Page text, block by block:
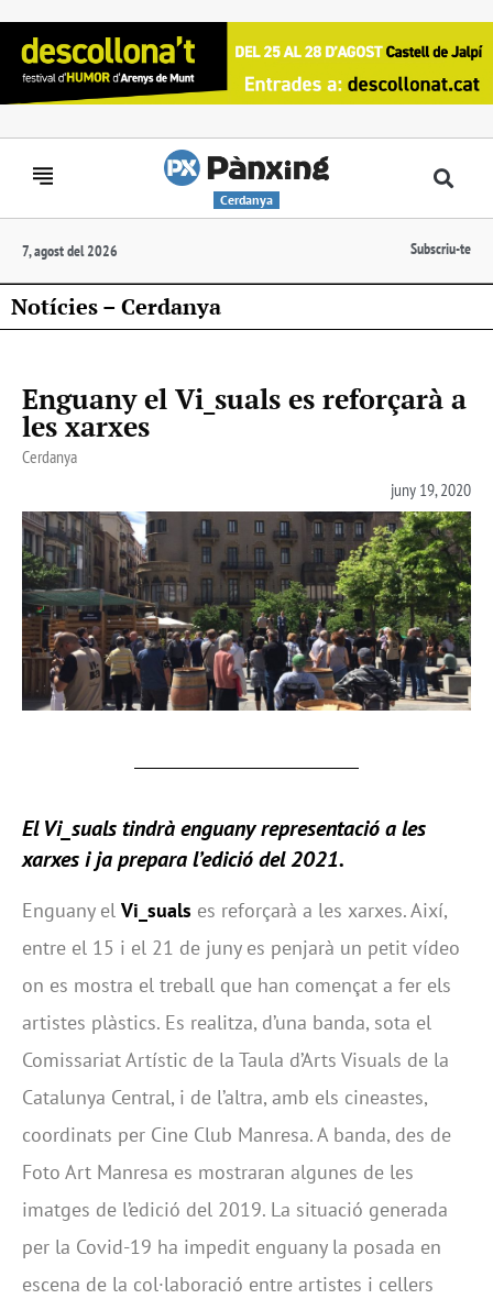
Cerdanya
7, agost del 2026 Subscriu-te
Notícies – Cerdanya
Enguany el Vi_suals es reforçarà a
les xarxes
Cerdanya
juny 19, 2020
El Vi_suals tindrà enguany representació a les
xarxes i ja prepara l’edició del 2021.
Enguany el Vi_suals es reforçarà a les xarxes. Així,
entre el 15 i el 21 de juny es penjarà un petit vídeo
on es mostra el treball que han començat a fer els
artistes plàstics. Es realitza, d’una banda, sota el
Comissariat Artístic de la Taula d’Arts Visuals de la
Catalunya Central, i de l’altra, amb els cineastes,
coordinats per Cine Club Manresa. A banda, des de
Foto Art Manresa es mostraran algunes de les
imatges de l’edició del 2019. La situació generada
per la Covid-19 ha impedit enguany la posada en
escena de la col·laboració entre artistes i cellers